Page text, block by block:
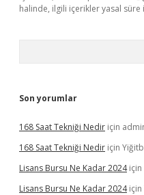
halinde, ilgili içerikler yasal süre
Son yorumlar
168 Saat Tekniği Nedir için
168 Saat Tekniği Nedir için
Lisans Bursu Ne Kadar 2024için
Lisans Bursu Ne Kadar 2024için